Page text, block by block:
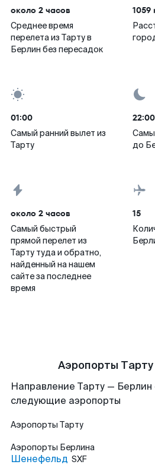
около 2 часов
Среднее время
перелета из Тарту в
Берлин без пересадок
1059
01:00
Самый ранний вылет из
Тарту
22:00
до
около 2 часов
Самый быстрый
прямой перелет из
Тарту туда и обратно,
найденный на нашем
сайте за последнее
время
15
Аэропорты
Направление Тарту —
следующие аэропорты
Аэропорты Тарту
Аэропорты Берлина
Шенефельд SXF